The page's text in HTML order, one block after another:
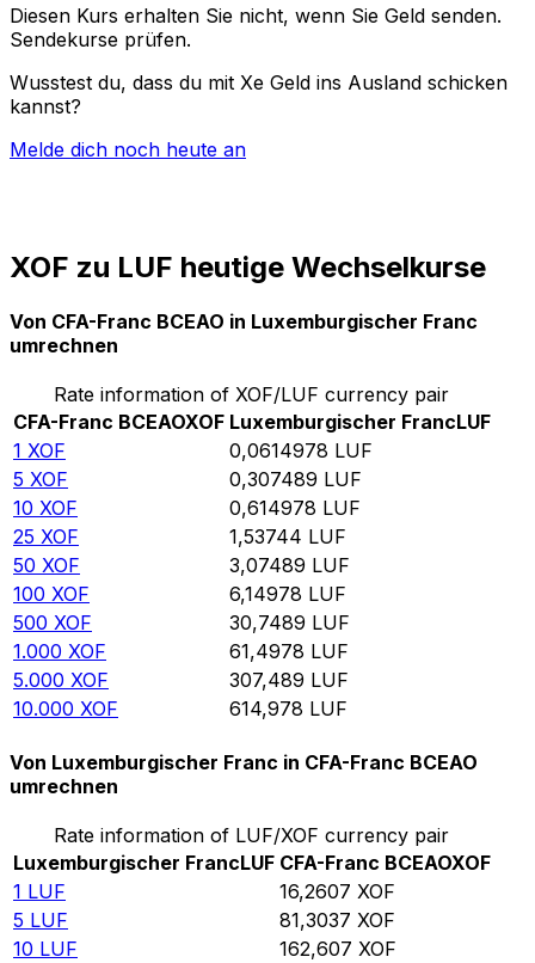
Diesen Kurs erhalten Sie nicht, wenn Sie Geld senden.
Sendekurse prüfen.
Wusstest du, dass du mit Xe Geld ins Ausland schicken
kannst?
Melde dich noch heute an
XOF zu LUF heutige Wechselkurse
Von CFA-Franc BCEAO in Luxemburgischer Franc
umrechnen
Rate information of XOF/LUF currency pair
CFA-Franc BCEAOXOF Luxemburgischer FrancLUF
1 XOF 0,0614978 LUF
5 XOF 0,307489 LUF
10 XOF 0,614978 LUF
25 XOF 1,53744 LUF
50 XOF 3,07489 LUF
100 XOF 6,14978 LUF
500 XOF 30,7489 LUF
1.000 XOF 61,4978 LUF
5.000 XOF 307,489 LUF
10.000 XOF 614,978 LUF
Von Luxemburgischer Franc in CFA-Franc BCEAO
umrechnen
Rate information of LUF/XOF currency pair
Luxemburgischer FrancLUF CFA-Franc BCEAOXOF
1 LUF 16,2607 XOF
5 LUF 81,3037 XOF
10 LUF 162,607 XOF